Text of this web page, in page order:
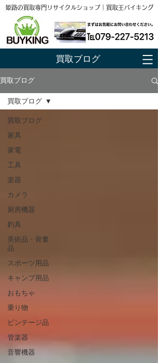
姫路の買取専門リサイクルショップ｜買取王バイキング
買取ブログ
買取ブログ
買取ブログ
家具
家電
工具
楽器
カメラ
厨房機器
釣具
美術品・骨董
品
スポーツ用品
キャンプ用品
おもちゃ
乗り物
ビンテージ品
管楽器
音響機器
買取ブログ